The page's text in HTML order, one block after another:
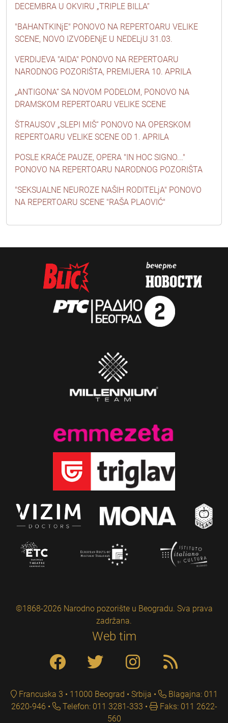
DECEMBRA U OKVIRU „TRIPLE BILLA“
"BAHANTKINjE" PONOVO NA REPERTOARU VELIKE
SCENE, NOVO IZVOĐENjE U NEDELjU 31.03.
VERDIJEVA "AIDA" PONOVO NA REPERTOARU
NARODNOG POZORIŠTA, PREMIJERA 10. APRILA
„ANTIGONA” SA NOVOM PODELOM, PONOVO NA
DRAMSKOM REPERTOARU VELIKE SCENE
ŠTRAUSOV „SLEPI MIŠ“ PONOVO NA OPERSKOM
REPERTOARU VELIKE SCENE OD 1. APRILA
POSLE KRAĆE PAUZE, OPERA "IN HOC SIGNO..."
PONOVO NA REPERTOARU NARODNOG POZORIŠTA
"SEKSUALNE NEUROZE NAŠIH RODITELjA" PONOVO
NA REPERTOARU SCENE "RAŠA PLAOVIĆ"
©1868-2026 Narodno pozorište u Beogradu. Sva prava
zadržana.
Web tim
Francuska 3 • 11000 Beograd • Srbija
Blagajna: 011
2620-946
Telefon: 011 3281-333
Faks: 011 2622-
560